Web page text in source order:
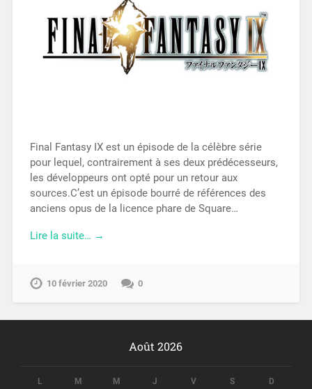
Final Fantasy IX est un épisode de la célèbre série
pour lequel, contrairement à ses deux prédécesseurs,
les développeurs ont opté pour un retour aux
sources.C’est un épisode bourré de références des
anciens opus de la licence phare de Square…
Lire la suite… →
10 février 2020 0
Août 2026
L M M J V S D